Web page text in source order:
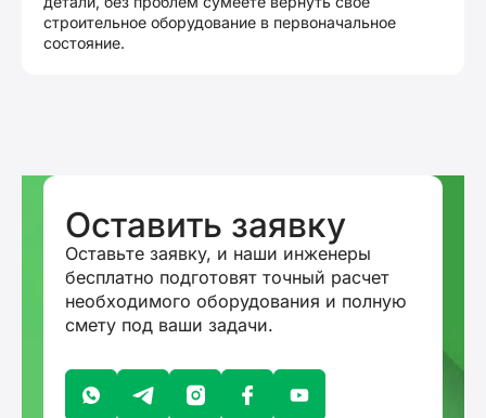
строительное оборудование в первоначальное
состояние.
Оставить заявку
Оставьте заявку, и наши инженеры
бесплатно подготовят точный расчет
необходимого оборудования и полную
смету под ваши задачи.